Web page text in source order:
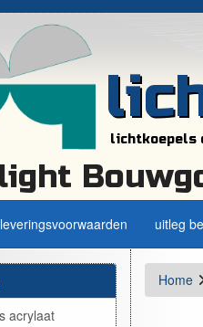
lichtkoepels
leveringsvoorwaarden uitleg
acrylaat
Home